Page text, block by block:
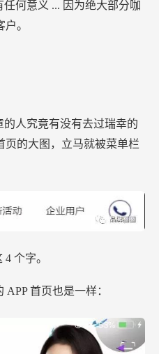
任何意义 ... 因为绝大部分咖
。
人究竟有没有去过瑞幸的
页的大图，立马就被菜单栏
4个字。
APP首页也是一样：